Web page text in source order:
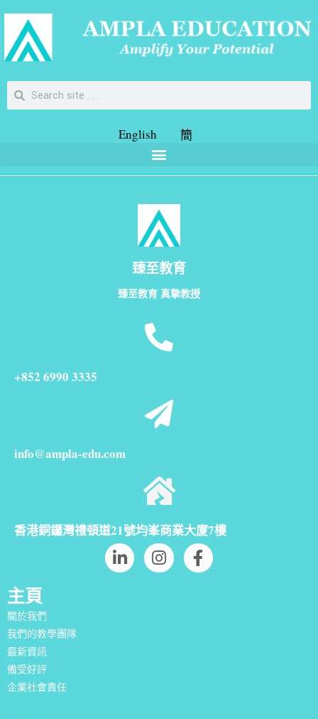
English 簡
臻至教育
臻至教育 真摯教授
+852 6990 3335
info@ampla-edu.com
香港銅鑼灣禮頓道21號均峯商業大廈7樓
主頁
關於我們
我們的教學團隊
最新資訊
備受好評
企業社會責任